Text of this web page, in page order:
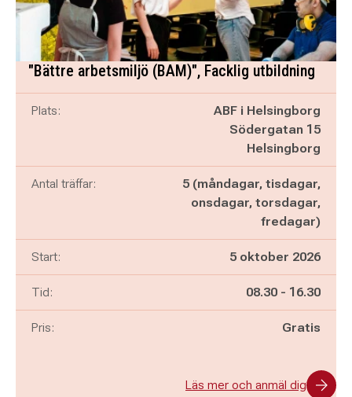
"Bättre arbetsmiljö (BAM)", Facklig utbildning
Plats:
ABF i Helsingborg
Södergatan 15
Helsingborg
Antal träffar:
5 (måndagar, tisdagar,
onsdagar, torsdagar,
fredagar)
Start: 5 oktober 2026
Tid: Pågår mellan
08.30 - och
16.30
Pris: Gratis
Läs mer och anmäl dig